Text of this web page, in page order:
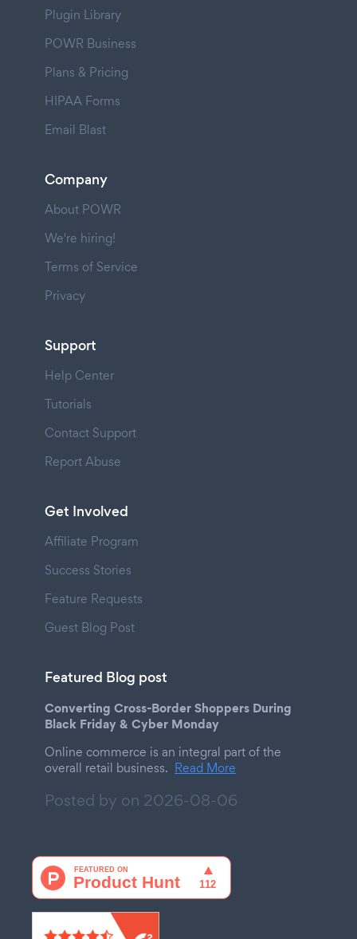
Plugin Library
POWR Business
Plans & Pricing
HIPAA Forms
Email Blast
Company
About POWR
We're hiring!
Terms of Service
Privacy
Support
Help Center
Tutorials
Contact Support
Report Abuse
Get Involved
Affiliate Program
Success Stories
Feature Requests
Guest Blog Post
Featured Blog post
Converting Cross-Border Shoppers During
Black Friday & Cyber Monday
Online commerce is an integral part of the
overall retail business. Read More
Posted by on 2026-08-06